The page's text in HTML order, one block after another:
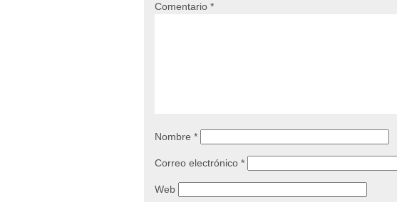
Comentario *
Nombre *
Correo electrónico *
Web